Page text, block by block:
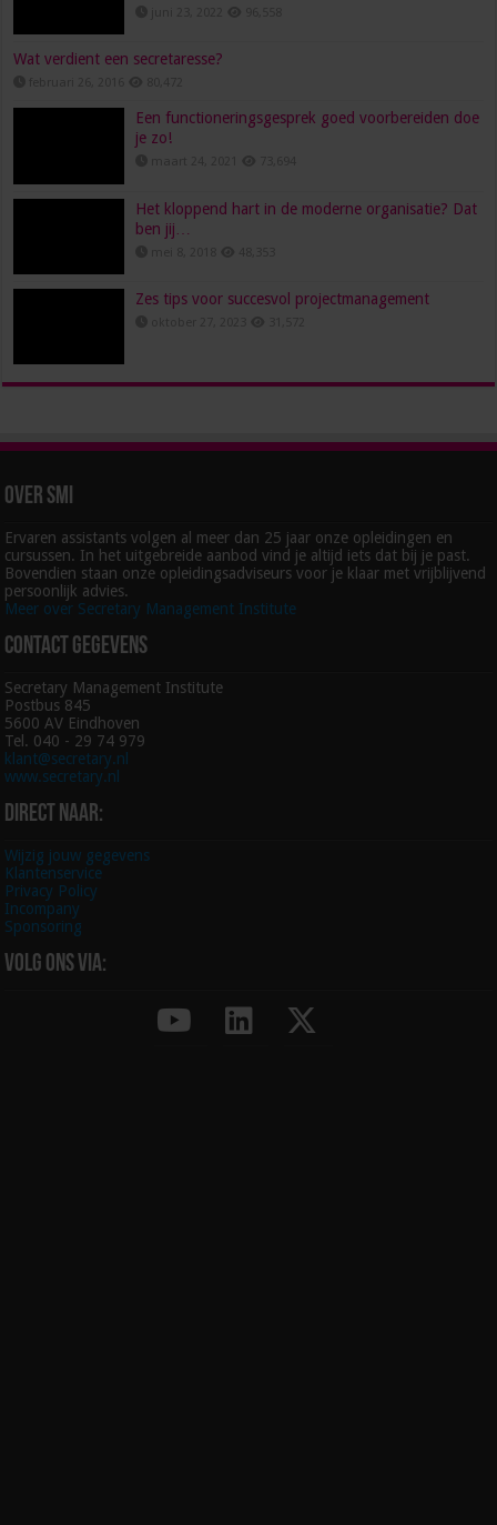
Wat verdient een secretaresse?
Een functioneringsgesprek goed voorbereiden doe
je zo!
Het kloppend hart in de moderne organisatie? Dat
ben jij…
Zes tips voor succesvol projectmanagement
Over SMI
Ervaren assistants volgen al meer dan 25 jaar onze opleidingen en
cursussen. In het uitgebreide aanbod vind je altijd iets dat bij je past.
Bovendien staan onze opleidingsadviseurs voor je klaar met vrijblijvend
persoonlijk advies.
Meer over Secretary Management Institute
Contact gegevens
Secretary Management Institute
Postbus 845
5600 AV Eindhoven
Tel. 040 - 29 74 979
klant@secretary.nl
www.secretary.nl
Direct naar:
Wijzig jouw gegevens
Klantenservice
Privacy Policy
Incompany
Sponsoring
Volg ons via: